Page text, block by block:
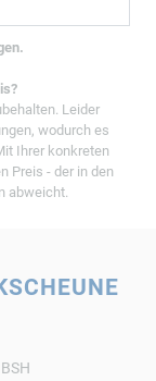
Leider
wodurch es
Ihrer konkreten
Preis - der in den
abweicht.